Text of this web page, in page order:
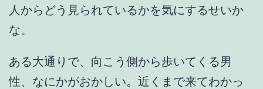
人からどう見られているかを気にするせいか
な。
ある大通りで、向こう側から歩いてくる男
性、なにかがおかしい。近くまで来てわかっ